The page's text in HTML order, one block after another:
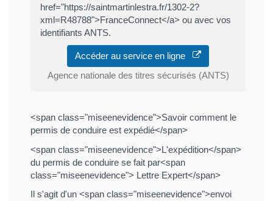
href="https://saintmartinlestra.fr/1302-2?
xml=R48788">FranceConnect</a> ou avec vos
identifiants ANTS.
Accéder au service en ligne
Agence nationale des titres sécurisés (ANTS)
<span class="miseenevidence">Savoir comment le
permis de conduire est expédié</span>
<span class="miseenevidence">L'expédition</span>
du permis de conduire se fait par<span
class="miseenevidence"> Lettre Expert</span>
Il s'agit d'un <span class="miseenevidence">envoi